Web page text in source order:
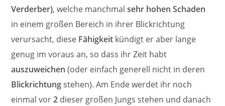
Verderber), welche manchmalsehr hohen Schaden
in einem großen Bereich in ihrer Blickrichtung
verursacht, diese Fähigkeit kündigt er aber lange
genug im voraus an, so dass ihr Zeit habt
auszuweichen(oder einfach generell nicht in deren
Blickrichtungstehen). Am Ende werdet ihr noch
einmal vor2 dieser großen Jungs stehen und danach